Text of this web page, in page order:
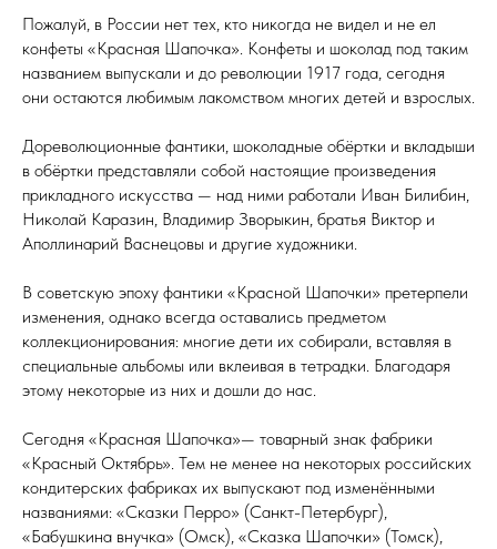
Пожалуй, в России нет тех, кто никогда не видел и не ел
конфеты «Красная Шапочка». Конфеты и шоколад под таким
названием выпускали и до революции 1917 года, сегодня
они остаются любимым лакомством многих детей и взрослых.
Дореволюционные фантики, шоколадные обёртки и вкладыши
в обёртки представляли собой настоящие произведения
прикладного искусства — над ними работали Иван Билибин,
Николай Каразин, Владимир Зворыкин, братья Виктор и
Аполлинарий Васнецовы и другие художники.
В советскую эпоху фантики «Красной Шапочки» претерпели
изменения, однако всегда оставались предметом
коллекционирования: многие дети их собирали, вставляя в
специальные альбомы или вклеивая в тетрадки. Благодаря
этому некоторые из них и дошли до нас.
Сегодня «Красная Шапочка»— товарный знак фабрики
«Красный Октябрь». Тем не менее на некоторых российских
кондитерских фабриках их выпускают под изменёнными
названиями: «Сказки Перро» (Санкт-Петербург),
«Бабушкина внучка» (Омск), «Сказка Шапочки» (Томск),